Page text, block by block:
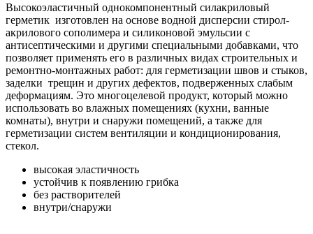
Высокоэластичный однокомпонентный силакриловый
герметик изготовлен на основе водной дисперсии стирол-
акрилового сополимера и силиконовой эмульсии с
антисептическими и другими специальными добавками, что
позволяет применять его в различных видах строительных и
ремонтно-монтажных работ: для герметизации швов и стыков,
заделки трещин и других дефектов, подверженных слабым
деформациям. Это многоцелевой продукт, который можно
использовать во влажных помещениях (кухни, ванные
комнаты), внутри и снаружи помещений, а также для
герметизации систем вентиляции и кондиционирования,
стекол.
высокая эластичность
устойчив к появлению грибка
без растворителей
внутри/снаружи